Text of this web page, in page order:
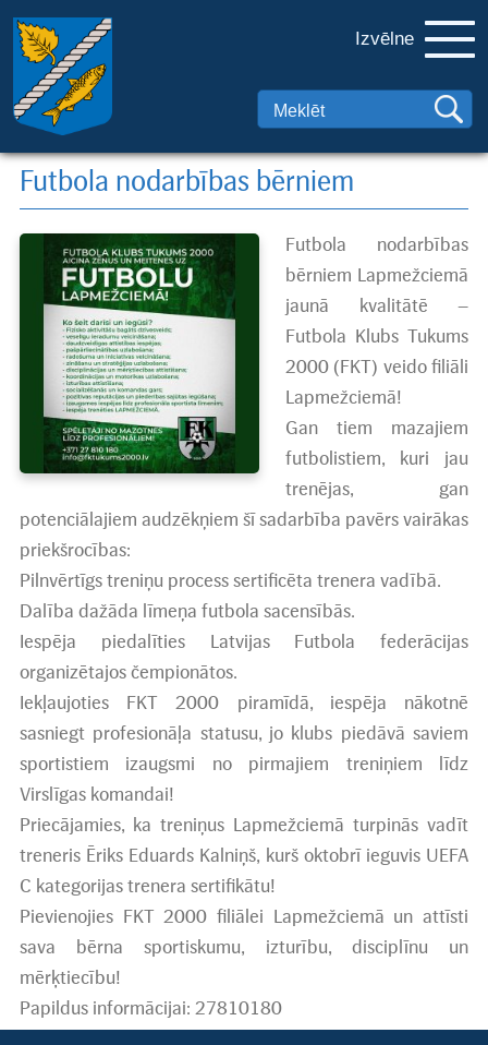
Izvēlne
Futbola nodarbības bērniem
Futbola nodarbības
bērniem Lapmežciemā
jaunā kvalitātē –
Futbola Klubs Tukums
2000 (FKT) veido filiāli
Lapmežciemā!
Gan tiem mazajiem
futbolistiem, kuri jau
trenējas, gan
potenciālajiem audzēkņiem šī sadarbība pavērs vairākas
priekšrocības:
Pilnvērtīgs treniņu process sertificēta trenera vadībā.
Dalība dažāda līmeņa futbola sacensībās.
Iespēja piedalīties Latvijas Futbola federācijas
organizētajos čempionātos.
Iekļaujoties FKT 2000 piramīdā, iespēja nākotnē
sasniegt profesionāļa statusu, jo klubs piedāvā saviem
sportistiem izaugsmi no pirmajiem treniņiem līdz
Virslīgas komandai!
Priecājamies, ka treniņus Lapmežciemā turpinās vadīt
treneris Ēriks Eduards Kalniņš, kurš oktobrī ieguvis UEFA
C kategorijas trenera sertifikātu!
Pievienojies FKT 2000 filiālei Lapmežciemā un attīsti
sava bērna sportiskumu, izturību, disciplīnu un
mērķtiecību!
Papildus informācijai: 27810180